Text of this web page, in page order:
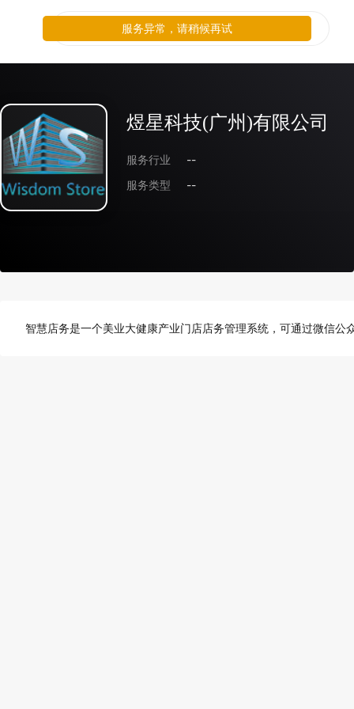
煜星科技(广州)有限公司
服务行业
--
服务类型
--
智慧店务是一个美业大健康产业门店店务管理系统，可通过微信
服务异常，请稍候再试